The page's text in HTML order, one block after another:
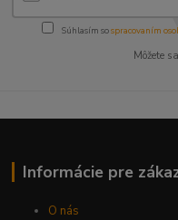
Súhlasím sospracovaním
Môžete
Informácie pre
O nás